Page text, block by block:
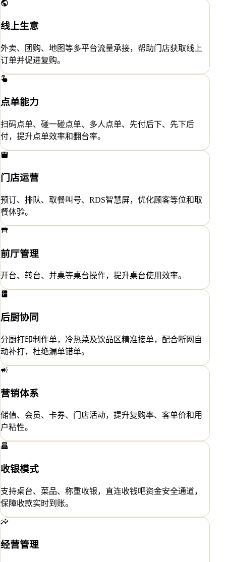
线上生意
外卖、团购、地图等多平台流量承接，帮助门店获取线上
订单并促进复购。
点单能力
扫码点单、碰一碰点单、多人点单、先付后下、先下后
付，提升点单效率和翻台率。
门店运营
预订、排队、取餐叫号、RDS智慧屏，优化顾客等位和取
餐体验。
前厅管理
开台、转台、并桌等桌台操作，提升桌台使用效率。
后厨协同
分厨打印制作单，冷热菜及饮品区精准接单，配合断网自
动补打，杜绝漏单错单。
营销体系
储值、会员、卡券、门店活动，提升复购率、客单价和用
户粘性。
收银模式
支持桌台、菜品、称重收银，直连收钱吧资金安全通道，
保障收款实时到账。
经营管理